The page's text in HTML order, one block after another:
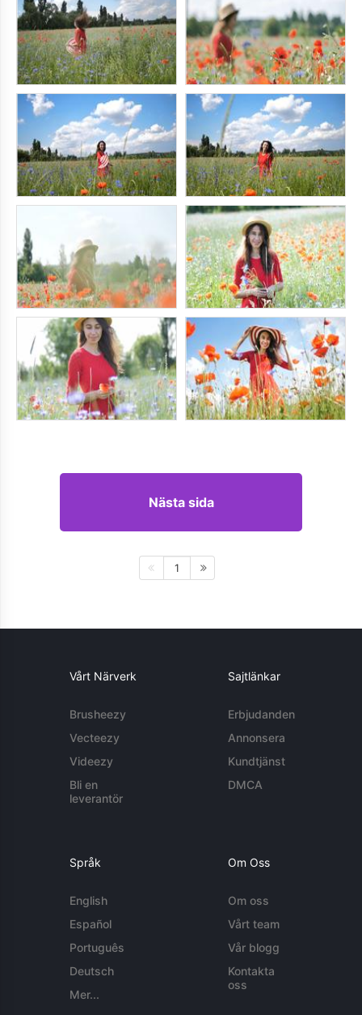
Nästa sida
1
Vårt Närverk
Brusheezy
Vecteezy
Videezy
Bli en
leverantör
Sajtlänkar
Erbjudanden
Annonsera
Kundtjänst
DMCA
Språk
English
Español
Português
Deutsch
Mer...
Om Oss
Om oss
Vårt team
Vår blogg
Kontakta
oss